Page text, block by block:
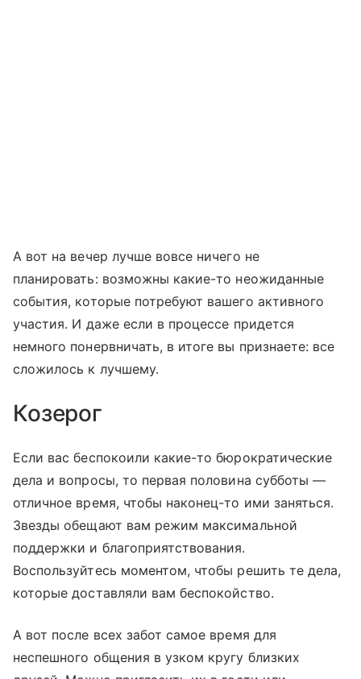
А вот на вечер лучше вовсе ничего не
планировать: возможны какие-то неожиданные
события, которые потребуют вашего активного
участия. И даже если в процессе придется
немного понервничать, в итоге вы признаете: все
сложилось к лучшему.
Козерог
Если вас беспокоили какие-то бюрократические
дела и вопросы, то первая половина субботы —
отличное время, чтобы наконец-то ими заняться.
Звезды обещают вам режим максимальной
поддержки и благоприятствования.
Воспользуйтесь моментом, чтобы решить те дела,
которые доставляли вам беспокойство.
А вот после всех забот самое время для
неспешного общения в узком кругу близких